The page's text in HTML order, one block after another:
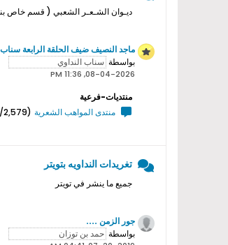
ديـوان الشـعـر الشعبي ( قسم خاص
ماجد النصيف ضيف الحلقة الرابعة سناب
بواسطة
08-04-2026, 11:36 PM
منتديات-فرعية
منتدى المواهب الشعرية (184/2,579)
تغريدات النداويه بتويتر
جميع ما ينشر في تويتر
جور الزمن ....
بواسطة